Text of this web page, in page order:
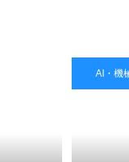
AI・機